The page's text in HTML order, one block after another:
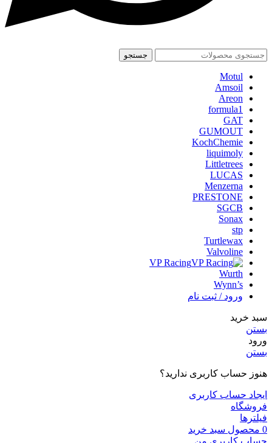
جستجو
Motul
Amsoil
Areon
formula1
GAT
GUMOUT
KochChemie
liquimoly
Littletrees
LUCAS
Menzerna
PRESTONE
SGCB
Sonax
stp
Turtlewax
Valvoline
VP Racing
Wurth
Wynn’s
ورود / ثبت نام
سبد خرید
بستن
ورود
بستن
هنوز حساب کاربری ندارید؟
ایجاد حساب کاربری
فروشگاه
فیلترها
0 محصول سبد خرید
حساب کاربری من